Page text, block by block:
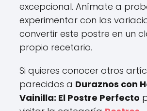
excepcional. Anímate a
experimentar con las
convertir este postre en un
propio recetario.
Si quieres conocer otros
parecidos a Duraznos con
Vainilla: El Postre Perfecto